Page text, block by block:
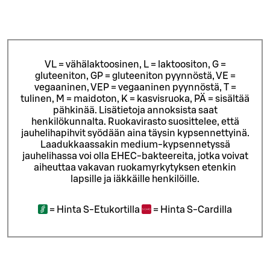
VL = vähälaktoosinen, L = laktoositon, G =
gluteeniton, GP = gluteeniton pyynnöstä, VE =
vegaaninen, VEP = vegaaninen pyynnöstä, T =
tulinen, M = maidoton, K = kasvisruoka, PÄ = sisältää
pähkinää. Lisätietoja annoksista saat
henkilökunnalta. Ruokavirasto suosittelee, että
jauhelihapihvit syödään aina täysin kypsennettyinä.
Laadukkaassakin medium-kypsennetyssä
jauhelihassa voi olla EHEC-bakteereita, jotka voivat
aiheuttaa vakavan ruokamyrkytyksen etenkin
lapsille ja iäkkäille henkilöille.
= Hinta S-Etukortilla = Hinta S-Cardilla